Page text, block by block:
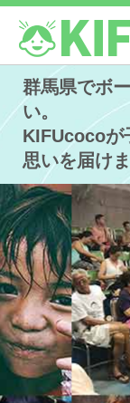
群馬県でボ
い。
KIFUcocoが
思いを届け